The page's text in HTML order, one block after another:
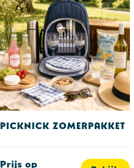
Picknick zomerpakket
Prijs op